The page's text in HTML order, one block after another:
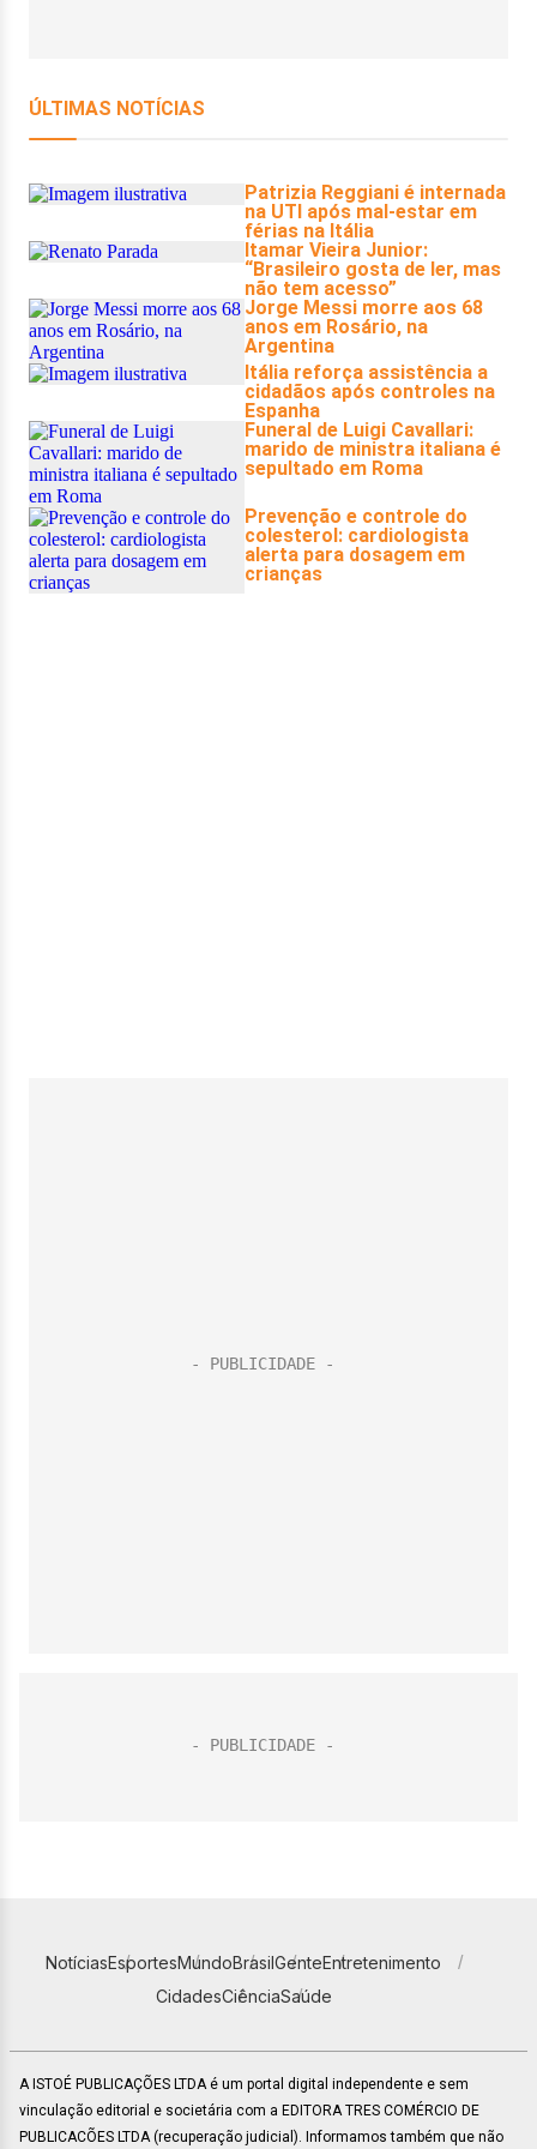
NotíciasEsportesMundoBrasilGenteEntretenimento
CidadesCiênciaSaúde
A ISTOÉ PUBLICAÇÕES LTDA é um portal digital independente e sem
vinculação editorial e societária com a EDITORA TRES COMÉRCIO DE
PUBLICACÕES LTDA (recuperação judicial). Informamos também que não